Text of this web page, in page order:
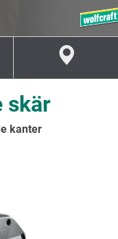
skär
kanter